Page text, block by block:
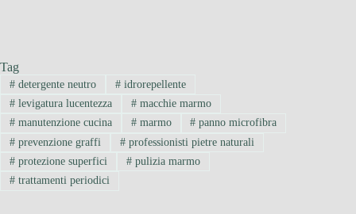
Tag
#detergente neutro #idrorepellente
#levigatura lucentezza #macchie marmo
#manutenzione cucina #marmo # panno microfibra
#prevenzione graffi #professionisti pietre naturali
#protezione superfici #pulizia marmo
#trattamenti periodici